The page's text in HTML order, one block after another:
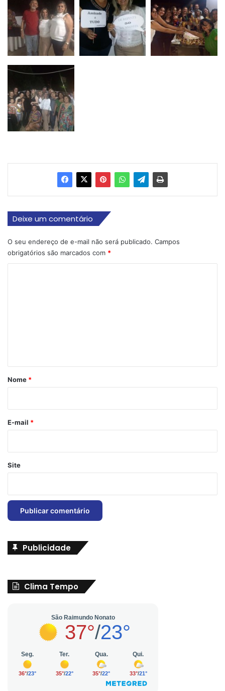
Deixe um comentário
O seu endereço de e-mail não será publicado. Campos
obrigatórios são marcados com *
r
*
Nome *
E-mail *
Site
Publicidade
Clima Tempo